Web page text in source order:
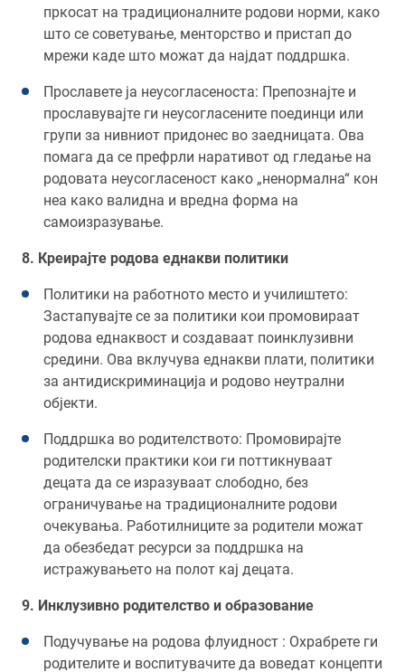
пркосат на традиционалните родови норми, како
што се советување, менторство и пристап до
мрежи каде што можат да најдат поддршка.
Прославете ја неусогласеноста: Препознајте и
прославувајте ги неусогласените поединци или
групи за нивниот придонес во заедницата. Ова
помага да се префрли наративот од гледање на
родовата неусогласеност како „ненормална“ кон
неа како валидна и вредна форма на
самоизразување.
8. Креирајте родова еднакви политики
Политики на работното место и училиштето:
Застапувајте се за политики кои промовираат
родова еднаквост и создаваат поинклузивни
средини. Ова вклучува еднакви плати, политики
за антидискриминација и родово неутрални
објекти.
Поддршка во родителството: Промовирајте
родителски практики кои ги поттикнуваат
децата да се изразуваат слободно, без
ограничување на традиционалните родови
очекувања. Работилниците за родители можат
да обезбедат ресурси за поддршка на
истражувањето на полот кај децата.
9. Инклузивно родителство и образование
Подучување на родова флуидност : Охрабрете ги
родителите и воспитувачите да воведат концепти